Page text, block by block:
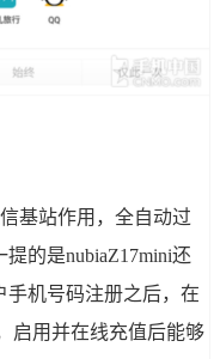
基站作用，全自动过
的是nubiaZ17mini还
手机号码注册之后，在
启用并在线充值后能够